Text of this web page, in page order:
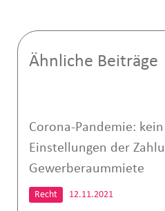
Ähnliche Beiträge
Corona-Pandemie:
Einstellungen der
Gewerberaummiete
Recht 12.11.2021